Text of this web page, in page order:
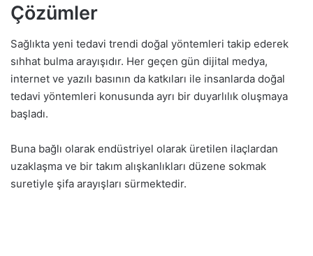
Çözümler
Sağlıkta yeni tedavi trendi doğal yöntemleri takip ederek
sıhhat bulma arayışıdır. Her geçen gün dijital medya,
internet ve yazılı basının da katkıları ile insanlarda doğal
tedavi yöntemleri konusunda ayrı bir duyarlılık oluşmaya
başladı.
Buna bağlı olarak endüstriyel olarak üretilen ilaçlardan
uzaklaşma ve bir takım alışkanlıkları düzene sokmak
suretiyle şifa arayışları sürmektedir.